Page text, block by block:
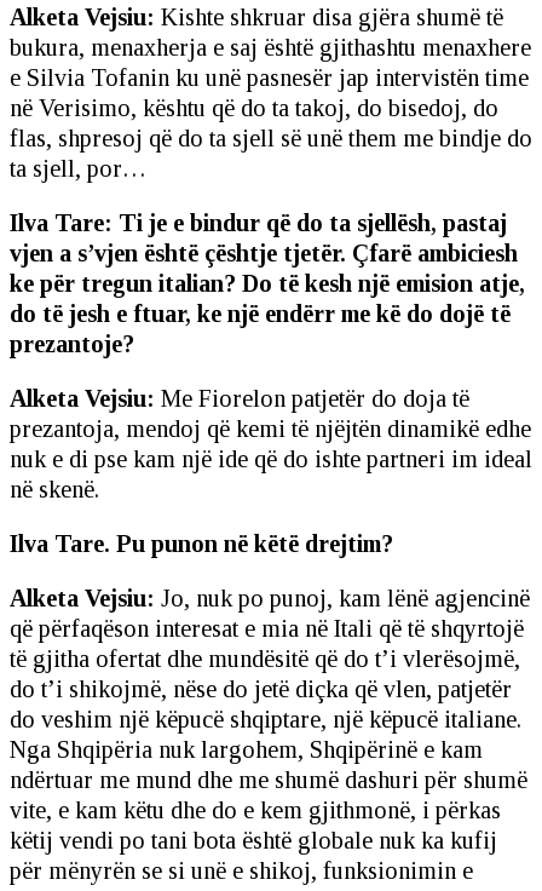
Alketa Vejsiu: Kishte shkruar disa gjëra shumë të
bukura, menaxherja e saj është gjithashtu menaxhere
e Silvia Tofanin ku unë pasnesër jap intervistën time
në Verisimo, kështu që do ta takoj, do bisedoj, do
flas, shpresoj që do ta sjell së unë them me bindje do
ta sjell, por…
Ilva Tare: Ti je e bindur që do ta sjellësh, pastaj
vjen a s’vjen është çështje tjetër. Çfarë ambiciesh
ke për tregun italian? Do të kesh një emision atje,
do të jesh e ftuar, ke një endërr me kë do dojë të
prezantoje?
Alketa Vejsiu: Me Fiorelon patjetër do doja të
prezantoja, mendoj që kemi të njëjtën dinamikë edhe
nuk e di pse kam një ide që do ishte partneri im ideal
në skenë.
Ilva Tare. Pu punon në këtë drejtim?
Alketa Vejsiu: Jo, nuk po punoj, kam lënë agjencinë
që përfaqëson interesat e mia në Itali që të shqyrtojë
të gjitha ofertat dhe mundësitë që do t’i vlerësojmë,
do t’i shikojmë, nëse do jetë diçka që vlen, patjetër
do veshim një këpucë shqiptare, një këpucë italiane.
Nga Shqipëria nuk largohem, Shqipërinë e kam
ndërtuar me mund dhe me shumë dashuri për shumë
vite, e kam këtu dhe do e kem gjithmonë, i përkas
këtij vendi po tani bota është globale nuk ka kufij
për mënyrën se si unë e shikoj, funksionimin e